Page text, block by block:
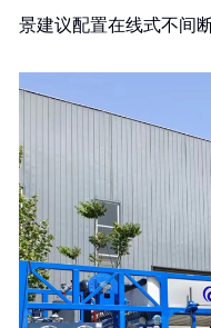
景建议配置在线式不间断